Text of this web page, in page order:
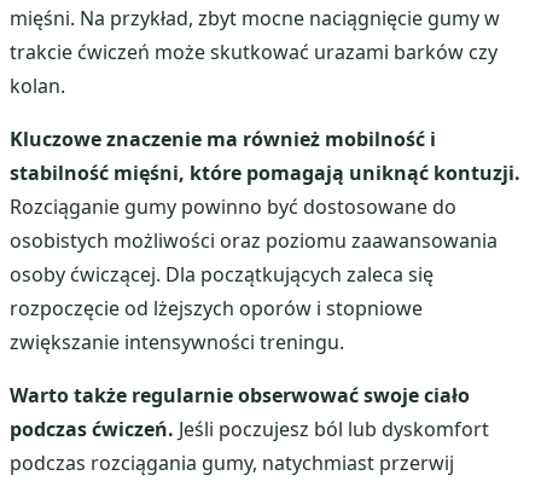
mięśni. Na przykład, zbyt mocne naciągnięcie gumy w
trakcie ćwiczeń może skutkować urazami barków czy
kolan.
Kluczowe znaczenie ma również mobilność i
stabilność mięśni, które pomagają uniknąć kontuzji.
Rozciąganie gumy powinno być dostosowane do
osobistych możliwości oraz poziomu zaawansowania
osoby ćwiczącej. Dla początkujących zaleca się
rozpoczęcie od lżejszych oporów i stopniowe
zwiększanie intensywności treningu.
Warto także regularnie obserwować swoje ciało
podczas ćwiczeń. Jeśli poczujesz ból lub dyskomfort
podczas rozciągania gumy, natychmiast przerwij